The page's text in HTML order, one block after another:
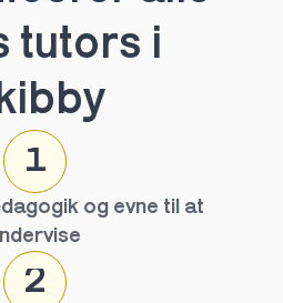
tutors i
1
og evne til at
2